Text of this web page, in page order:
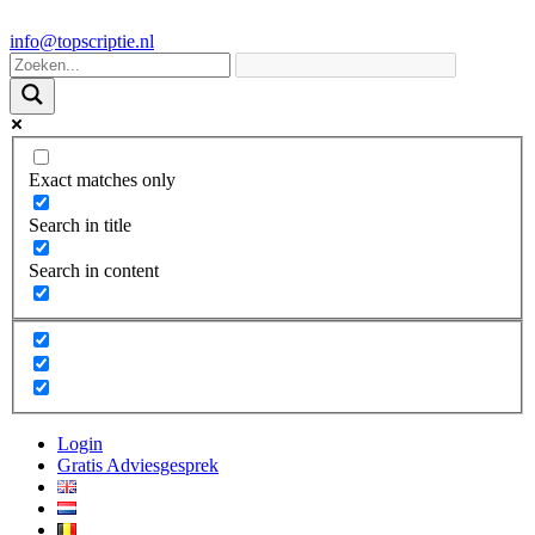
info@topscriptie.nl
Exact matches only
Search in title
Search in content
Login
Gratis Adviesgesprek